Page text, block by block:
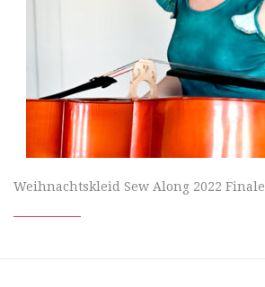
Weihnachtskleid Sew Along 2022 Finale